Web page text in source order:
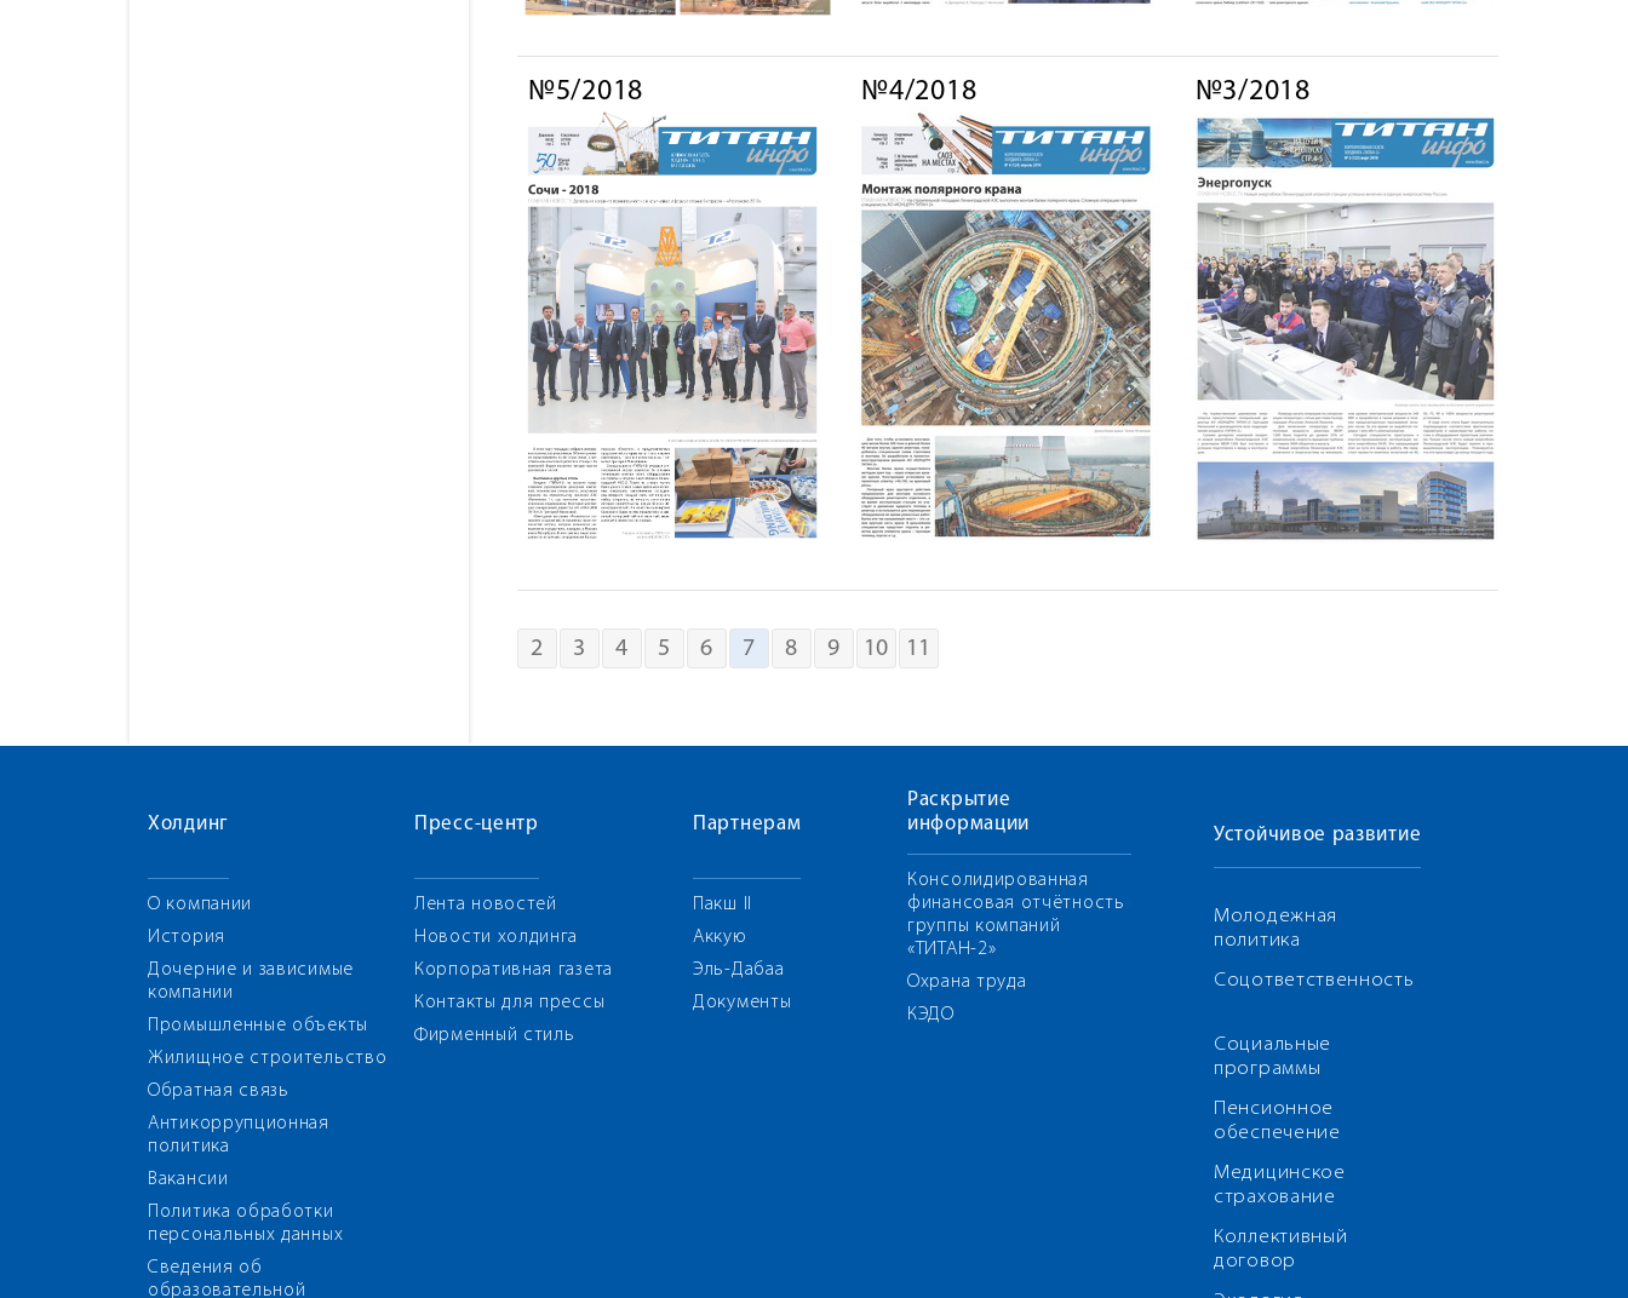
№5/2018 №4/2018 №3/2018
2 3 4 5 6 7 8 9 10 11
Холдинг
О компании
История
Дочерние и зависимые
компании
Промышленные объекты
Жилищное строительство
Обратная связь
Антикоррупционная
политика
Вакансии
Политика обработки
персональных данных
Сведения об
образовательной
Пресс-центр
Лента новостей
Новости холдинга
Корпоративная газета
Контакты для прессы
Фирменный стиль
Партнерам
Пакш II
Аккую
Эль-Дабаа
Документы
Раскрытие
информации
Консолидированная
финансовая отчётность
группы компаний
«ТИТАН-2»
Охрана труда
КЭДО
Устойчивое развитие
Молодежная
политика
Соцответственность
Социальные
программы
Пенсионное
обеспечение
Медицинское
страхование
Коллективный
договор